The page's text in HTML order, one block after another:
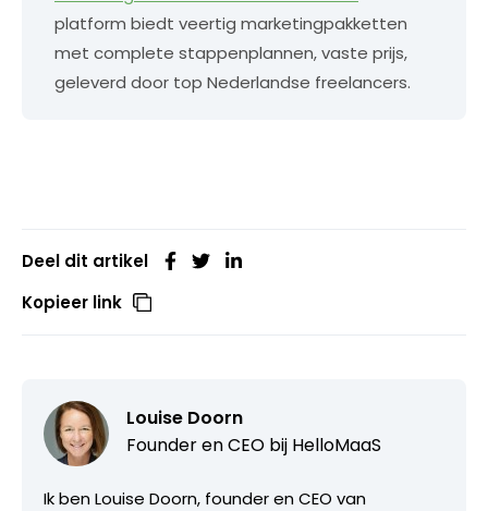
platform biedt veertig marketingpakketten
met complete stappenplannen, vaste prijs,
geleverd door top Nederlandse freelancers.
Deel dit artikel
Kopieer link
Louise Doorn
Founder en CEO bij HelloMaaS
Ik ben Louise Doorn, founder en CEO van